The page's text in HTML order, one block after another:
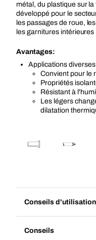
métal, du plastique sur
développé pour le
les passages de roue,
les garnitures intérieures
Avantages:
Applications diverses
Convient pour le
Propriétés
Résistant à
Les légers
dilatation
Conseils d'utilisation
Conseils